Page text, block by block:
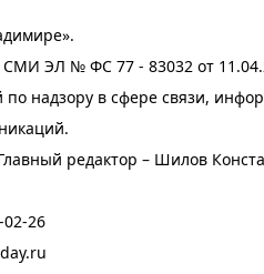
СМИ ЭЛ № ФС 77 - 83032 от
надзору в сфере связи,
редактор – Шилов
02-26